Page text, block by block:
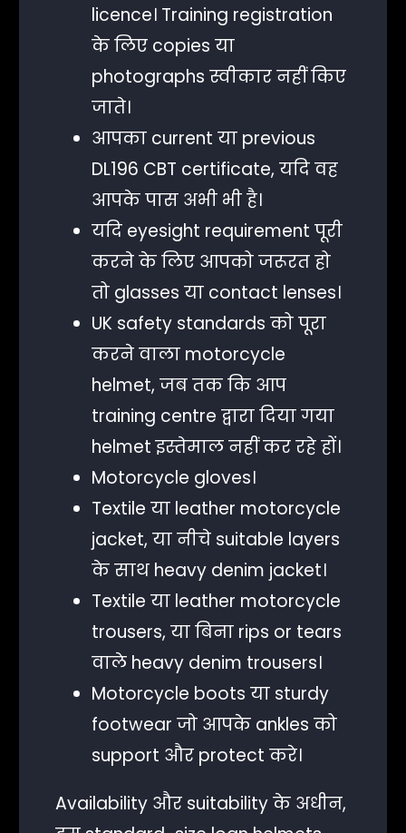
licence। Training registration
के लिए copies या
photographs स्वीकार नहीं किए
जाते।
आपका current या previous
DL196 CBT certificate, यदि वह
आपके पास अभी भी है।
यदि eyesight requirement पूरी
करने के लिए आपको जरूरत हो
तो glasses या contact lenses।
UK safety standards को पूरा
करने वाला motorcycle
helmet, जब तक कि आप
training centre द्वारा दिया गया
helmet इस्तेमाल नहीं कर रहे हों।
Motorcycle gloves।
Textile या leather motorcycle
jacket, या नीचे suitable layers
के साथ heavy denim jacket।
Textile या leather motorcycle
trousers, या बिना rips or tears
वाले heavy denim trousers।
Motorcycle boots या sturdy
footwear जो आपके ankles को
support और protect करे।
Availability और suitability के अधीन,